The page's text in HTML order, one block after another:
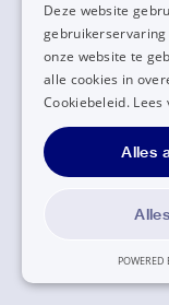
Deze website
onze website te
alle cookies in
Cookiebeleid. Lees
Alles
POWERED